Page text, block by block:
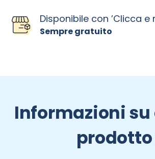
Disponibile con ’Clicca e
Sempre gratuito
Informazioni su
prodotto